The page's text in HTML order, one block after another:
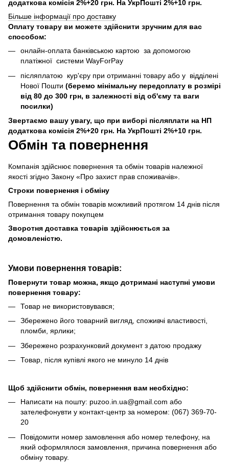
додаткова комісія 2%+20 грн. На УкрПошті 2%+10 грн.
Більше інформації про доставку
Оплату товару ви можете здійснити зручним для вас
способом:
онлайн-оплата банківською картою за допомогою
платіжної системи WayForPay
післяплатою кур'єру при отриманні товару або у відділені
Нової Пошти (беремо мінімальну передоплату в розмірі
від 80 до 300 грн, в залежності від об'єму та ваги
посилки)
Звертаємо вашу увагу, що при виборі післяплати на НП
додаткова комісія 2%+20 грн. На УкрПошті 2%+10 грн.
Обмін та повернення
Компанія здійснює повернення та обмін товарів належної
якості згідно Закону «Про захист прав споживачів».
Строки повернення і обміну
Повернення та обмін товарів можливий протягом 14 днів після
отримання товару покупцем
Зворотня доставка товарів здійснюється за
домовленістю.
Умови повернення товарів:
Повернути товар можна, якщо дотримані наступні умови
повернення товару:
Товар не використовувався;
Збережено його товарний вигляд, споживчі властивості,
пломби, ярлики;
Збережено розрахунковий документ з датою продажу
Товар, після купівлі якого не минуло 14 днів
Щоб здійснити обмін, повернення вам необхідно:
Написати на пошту: puzoo.in.ua@gmail.com або
зателефонувти у контакт-центр за номером: (067) 369-70-
20
Повідомити номер замовлення або номер телефону, на
який оформлялося замовлення, причина повернення або
обміну товару.